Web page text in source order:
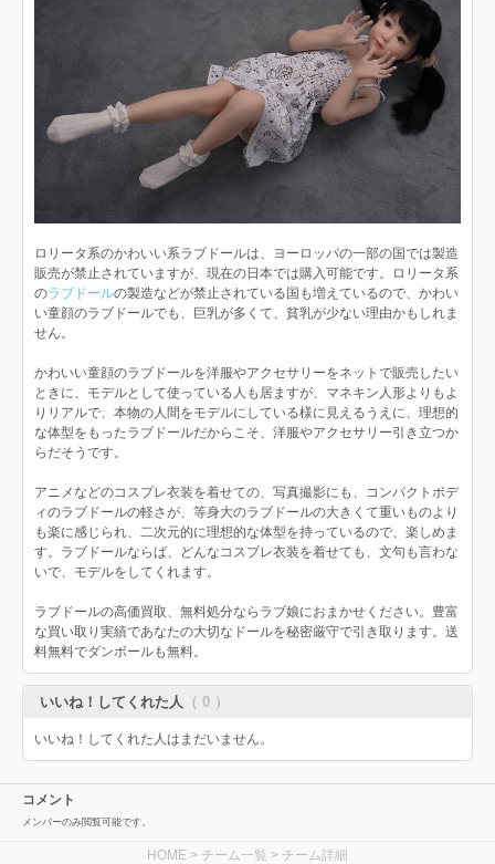
ロリータ系のかわいい系ラブドールは、ヨーロッパの一部の国では製造
販売が禁止されていますが、現在の日本では購入可能です。ロリータ系
のラブドールの製造などが禁止されている国も増えているので、かわい
い童顔のラブドールでも、巨乳が多くて、貧乳が少ない理由かもしれま
せん。
かわいい童顔のラブドールを洋服やアクセサリーをネットで販売したい
ときに、モデルとして使っている人も居ますが、マネキン人形よりもよ
りリアルで、本物の人間をモデルにしている様に見えるうえに、理想的
な体型をもったラブドールだからこそ、洋服やアクセサリー引き立つか
らだそうです。
アニメなどのコスプレ衣装を着せての、写真撮影にも、コンパクトボデ
ィのラブドールの軽さが、等身大のラブドールの大きくて重いものより
も楽に感じられ、二次元的に理想的な体型を持っているので、楽しめま
す。ラブドールならば、どんなコスプレ衣装を着せても、文句も言わな
いで、モデルをしてくれます。
ラブドールの高価買取、無料処分ならラブ娘におまかせください。豊富
な買い取り実績であなたの大切なドールを秘密厳守で引き取ります。送
料無料でダンボールも無料。
いいね！してくれた人 （ 0 ）
いいね！してくれた人はまだいません。
コメント
メンバーのみ閲覧可能です。
HOME > チーム一覧 > チーム詳細